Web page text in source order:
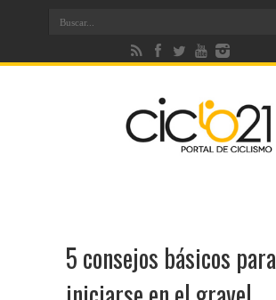
5 consejos básicos para